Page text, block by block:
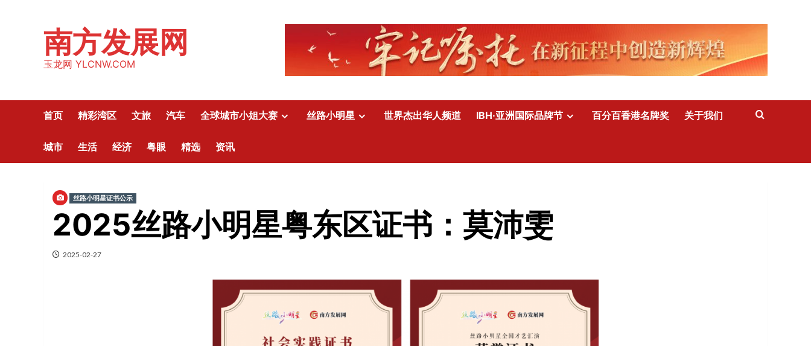
南方发展网
玉龙网 YLCNW.COM
首页 精彩湾区 文旅 汽车 全球城市小姐大赛 丝路小明星 世界杰出华人频道 IBH·亚洲国际品牌节 百分百香港名牌奖 关于我们
城市 生活 经济 粤眼 精选 资讯
丝路小明星证书公示
2025丝路小明星粤东区证书：莫沛雯
2025-02-27